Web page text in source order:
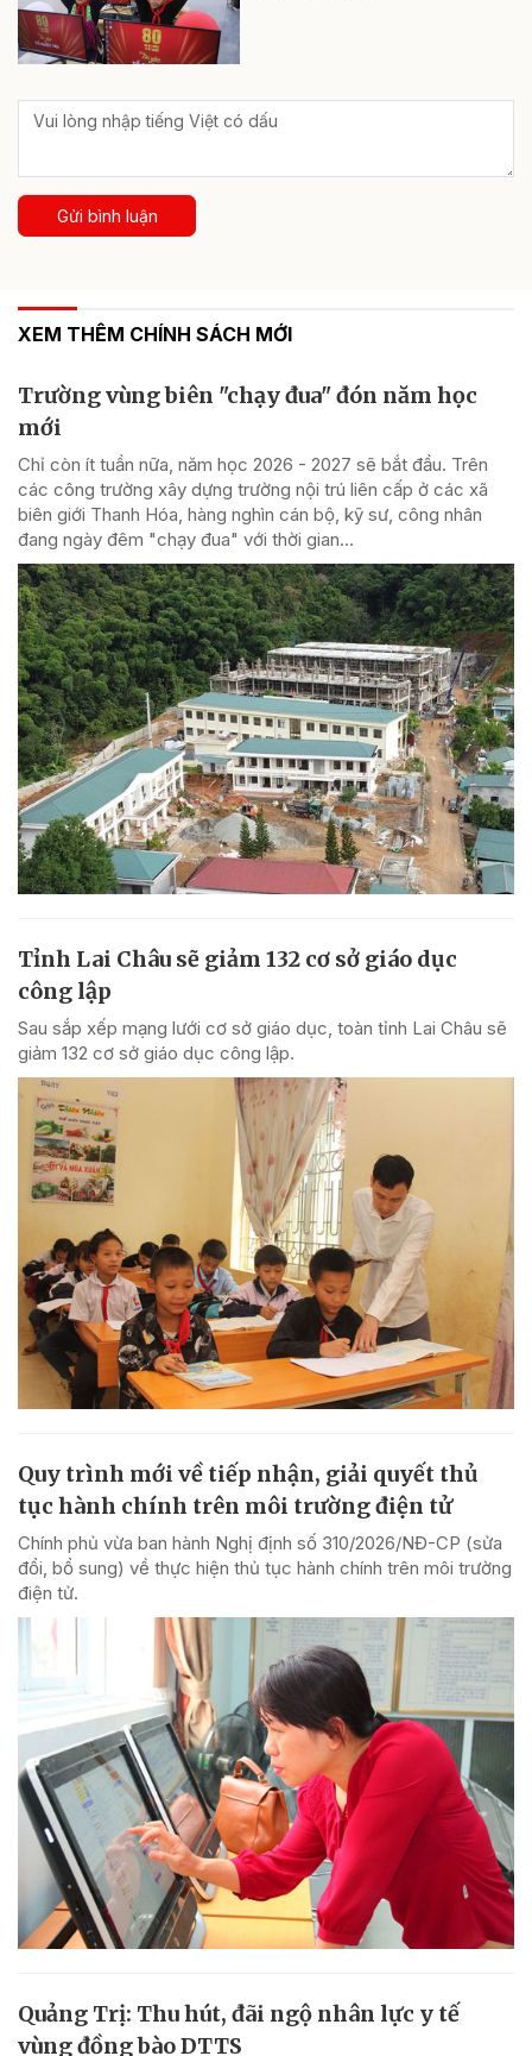
Gửi bình luận
XEM THÊM CHÍNH SÁCH MỚI
Trường vùng biên "chạy đua" đón năm học
mới
Chỉ còn ít tuần nữa, năm học 2026 - 2027 sẽ bắt đầu. Trên
các công trường xây dựng trường nội trú liên cấp ở các xã
biên giới Thanh Hóa, hàng nghìn cán bộ, kỹ sư, công nhân
đang ngày đêm "chạy đua" với thời gian...
Tỉnh Lai Châu sẽ giảm 132 cơ sở giáo dục
công lập
Sau sắp xếp mạng lưới cơ sở giáo dục, toàn tỉnh Lai Châu sẽ
giảm 132 cơ sở giáo dục công lập.
Quy trình mới về tiếp nhận, giải quyết thủ
tục hành chính trên môi trường điện tử
Chính phủ vừa ban hành Nghị định số 310/2026/NĐ-CP (sửa
đổi, bổ sung) về thực hiện thủ tục hành chính trên môi trường
điện tử.
Quảng Trị: Thu hút, đãi ngộ nhân lực y tế
vùng đồng bào DTTS